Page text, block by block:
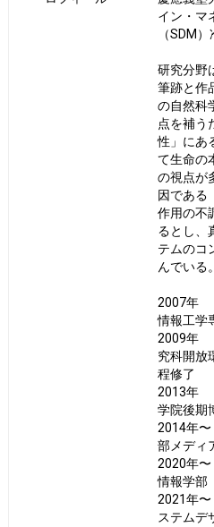
イン・マ
（SDM
研究分野
筆跡と作
の自然科
点を補う
性」にあ
て生命の
の視点が
因である
作⽤の不
るとし、
テムのコ
んでいる。
2007年
情報工学
2009年
究科開放
程修了
2013年
学院後期
2014年
部メディ
2020年
情報学
2021年
ステムデ